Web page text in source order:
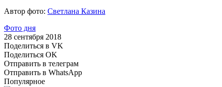
Автор фото: Светлана Казина
Фото дня
28 сентября 2018
Поделиться в VK
Поделиться OK
Отправить в телеграм
Отправить в WhatsApp
Популярное